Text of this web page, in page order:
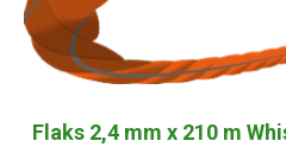
Flaks 2,4 mm x 210 m